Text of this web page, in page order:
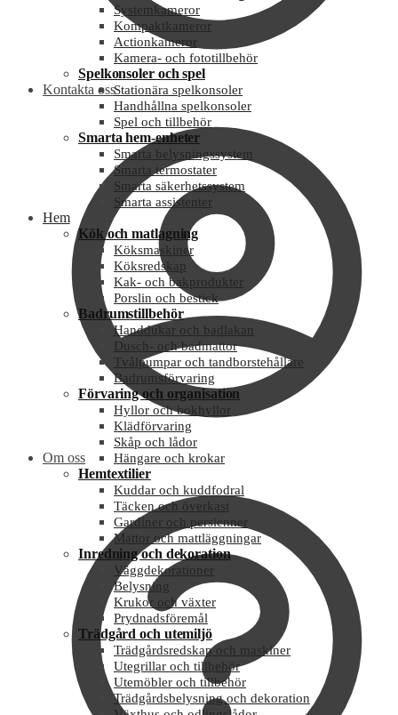
Kontakta oss
Om oss
Systemkameror
Kompaktkameror
Actionkameror
Kamera- och fototillbehör
Spelkonsoler och spel
Stationära spelkonsoler
Handhållna spelkonsoler
Spel och tillbehör
Smarta hem-enheter
Smarta belysningssystem
Smarta termostater
Smarta säkerhetssystem
Smarta assistenter
Hem
Kök och matlagning
Köksmaskiner
Köksredskap
Kak- och bakprodukter
Porslin och bestick
Badrumstillbehör
Handdukar och badlakan
Dusch- och badmattor
Tvålpumpar och tandborstehållare
Badrumsförvaring
Förvaring och organisation
Hyllor och bokhyllor
Klädförvaring
Skåp och lådor
Hängare och krokar
Hemtextilier
Kuddar och kuddfodral
Täcken och överkast
Gardiner och persienner
Mattor och mattläggningar
Inredning och dekoration
Väggdekorationer
Belysning
Krukor och växter
Prydnadsföremål
Trädgård och utemiljö
Trädgårdsredskap och maskiner
Utegrillar och tillbehör
Utemöbler och tillbehör
Trädgårdsbelysning och dekoration